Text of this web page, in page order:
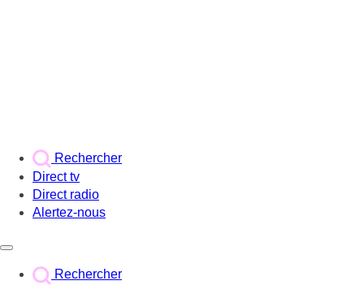
Rechercher
Direct tv
Direct radio
Alertez-nous
Rechercher